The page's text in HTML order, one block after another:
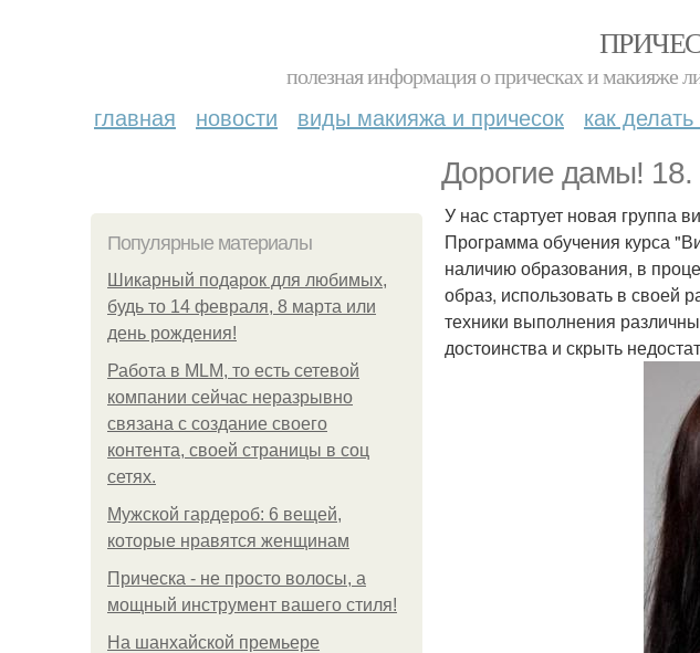
полезная информация о прическах и макияже
главная новости виды макияжа и причесок как
Дорогие дамы! 18.
Популярные материалы
Шикарный подарок для любимых,
будь то 14 февраля, 8 марта или
день рождения!
Работа в MLM, то есть сетевой
компании сейчас неразрывно
связана с создание своего
контента, своей страницы в соц
сетях.
Мужской гардероб: 6 вещей,
которые нравятся женщинам
Прическа - не просто волосы, а
мощный инструмент вашего стиля!
На шанхайской премьере
У нас стартует новая группа
Программа обучения курса
наличию образования, в
образ, использовать в своей
техники выполнения
достоинства и скрыть